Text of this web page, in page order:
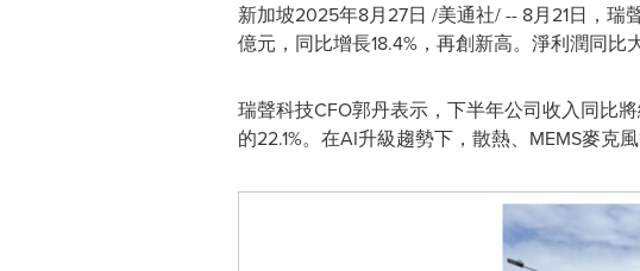
新加坡2025年8月27日 /美通社/ -- 8月21日， 瑞
億元，同比增長18.4%，再創新高。淨利潤同比
瑞聲科技CFO郭丹表示， 下半年公司收入同比
的22.1%。在AI升級趨勢下，散熱、MEMS麥克